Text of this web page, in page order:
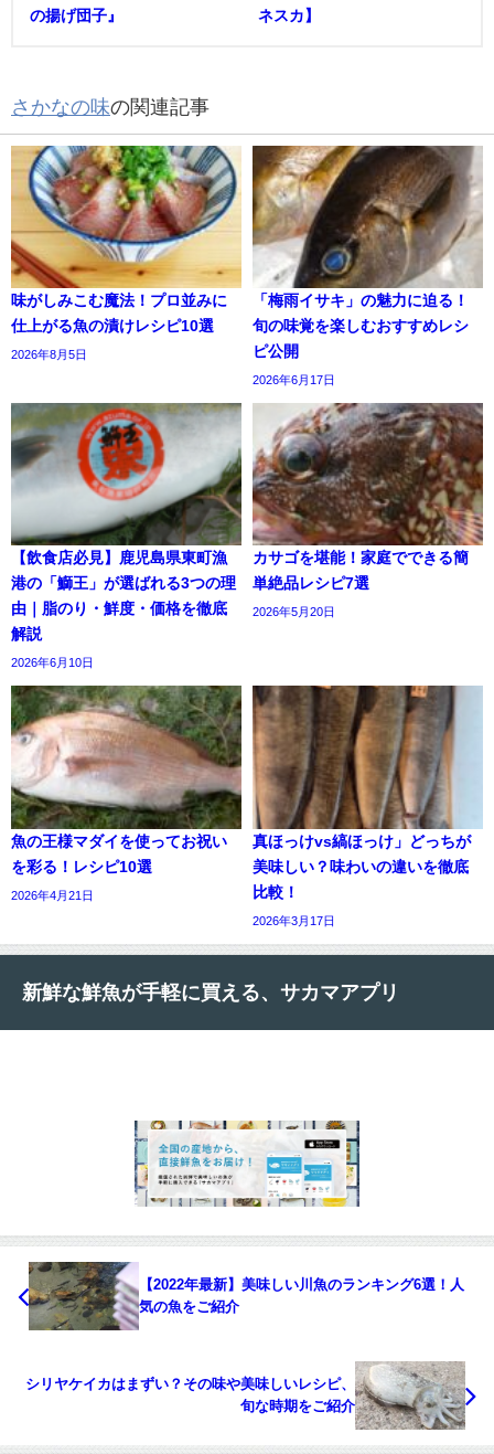
の揚げ団子』
ネスカ】
さかなの味の関連記事
味がしみこむ魔法！プロ並みに
仕上がる魚の漬けレシピ10選
2026年8月5日
「梅雨イサキ」の魅力に迫る！
旬の味覚を楽しむおすすめレシ
ピ公開
2026年6月17日
【飲食店必見】鹿児島県東町漁
港の「鰤王」が選ばれる3つの理
由｜脂のり・鮮度・価格を徹底
解説
2026年6月10日
カサゴを堪能！家庭でできる簡
単絶品レシピ7選
2026年5月20日
魚の王様マダイを使ってお祝い
を彩る！レシピ10選
2026年4月21日
真ほっけvs縞ほっけ」どっちが
美味しい？味わいの違いを徹底
比較！
2026年3月17日
新鮮な鮮魚が手軽に買える、サカマアプリ
【2022年最新】美味しい川魚のランキング6選！人
気の魚をご紹介
シリヤケイカはまずい？その味や美味しいレシピ、
旬な時期をご紹介